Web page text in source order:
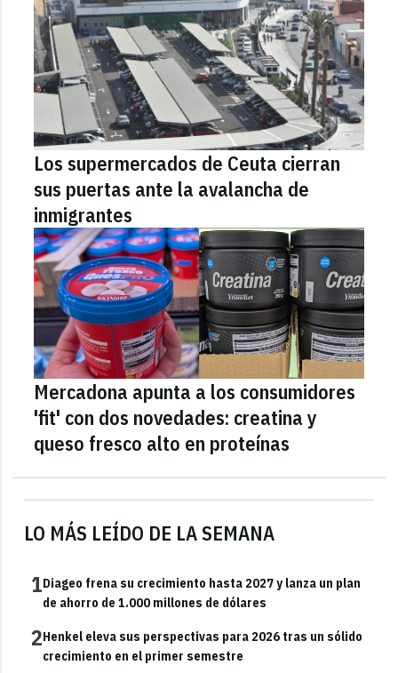
LO MÁS LEÍDO DE LA SEMANA
1Diageo frena su crecimiento hasta 2027 y lanza un plan
de ahorro de 1.000 millones de dólares
2Henkel eleva sus perspectivas para 2026 tras un sólido
crecimiento en el primer semestre
Los supermercados de Ceuta cierran
sus puertas ante la avalancha de
inmigrantes
Mercadona apunta a los consumidores
'fit' con dos novedades: creatina y
queso fresco alto en proteínas